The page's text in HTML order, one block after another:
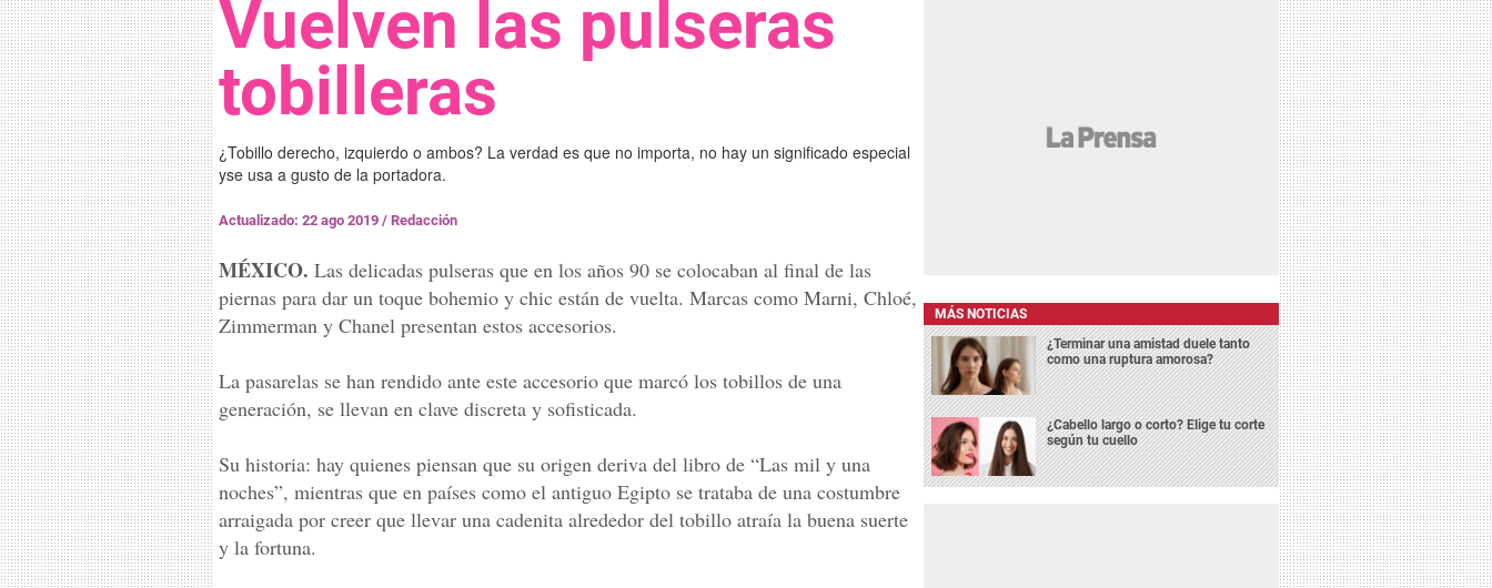
Vuelven las pulseras
tobilleras
¿Tobillo derecho, izquierdo o ambos? La verdad es que no importa, no hay un significado especial
yse usa a gusto de la portadora.
Actualizado: 22 ago 2019 / Redacción
MÉXICO. Las delicadas pulseras que en los años 90 se colocaban al final de las
piernas para dar un toque bohemio y chic están de vuelta. Marcas como Marni, Chloé,
Zimmerman y Chanel presentan estos accesorios.
La pasarelas se han rendido ante este accesorio que marcó los tobillos de una
generación, se llevan en clave discreta y sofisticada.
Su historia: hay quienes piensan que su origen deriva del libro de “Las mil y una
noches”, mientras que en países como el antiguo Egipto se trataba de una costumbre
arraigada por creer que llevar una cadenita alrededor del tobillo atraía la buena suerte
y la fortuna.
MÁS NOTICIAS
¿Terminar una amistad duele tanto
como una ruptura amorosa?
¿Cabello largo o corto? Elige tu corte
según tu cuello